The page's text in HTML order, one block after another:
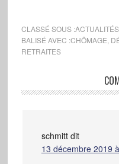
CLASSÉ SOUS :ACTUALITÉS,
BALISÉ AVEC :CHÔMAGE
RETRAITES
schmitt dit
13 décembre 2019